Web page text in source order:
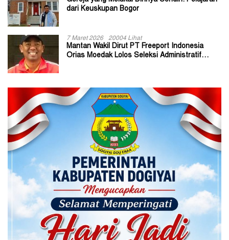
dari Keuskupan Bogor
7 Maret 2026 20004 Lihat
Mantan Wakil Dirut PT Freeport Indonesia
Orias Moedak Lolos Seleksi Administratif